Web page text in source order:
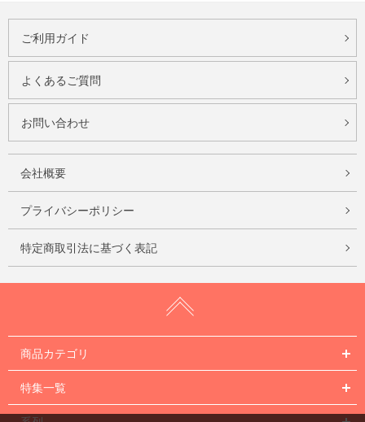
ご利用ガイド
よくあるご質問
お問い合わせ
会社概要
プライバシーポリシー
特定商取引法に基づく表記
商品カテゴリ
特集一覧